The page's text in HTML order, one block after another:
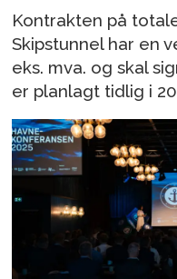
Kontrakten på
Skipstunnel har en
eks. mva. og skal
er planlagt tidlig i